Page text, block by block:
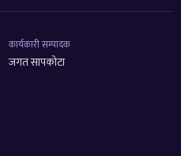
कार्यकारी सम्पादक
जगत सापकोटा